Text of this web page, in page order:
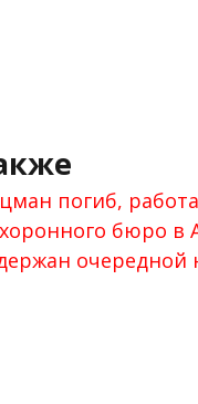
погиб,
бюро в
очередной